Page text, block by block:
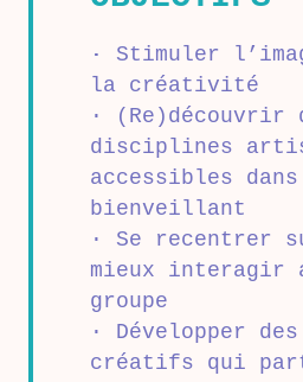
·
Stimuler
la créativité
· (Re)découvrir
disciplines
accessibles
bienveillant
· Se recentrer
mieux interagir
groupe
· Développer
créatifs qui